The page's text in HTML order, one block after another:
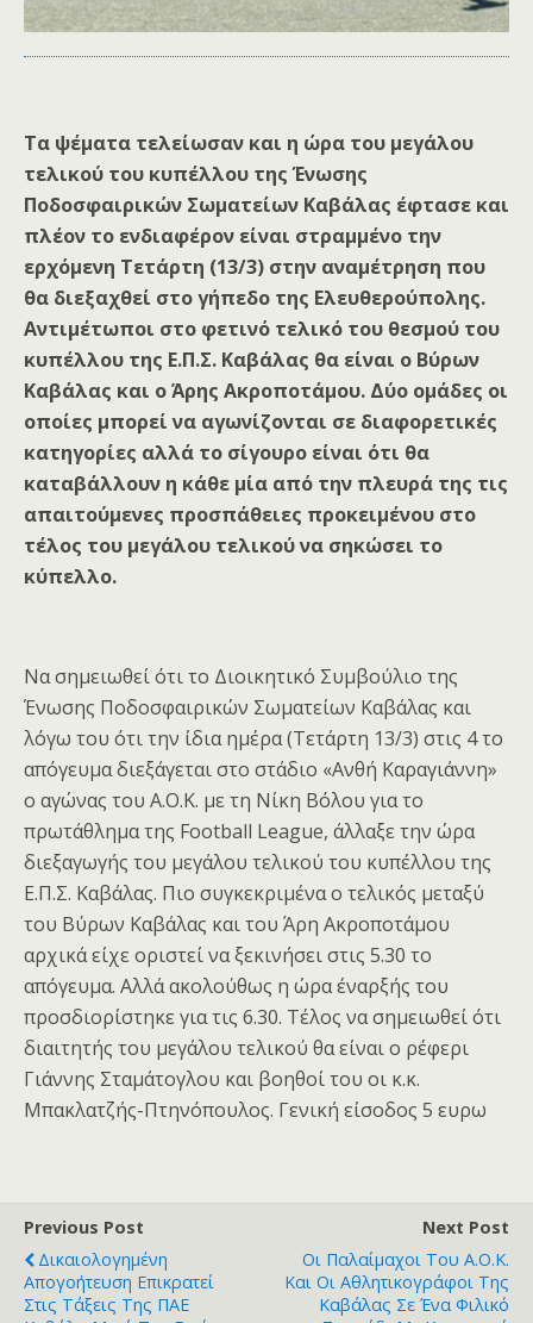
Τα ψέματα τελείωσαν και η ώρα του μεγάλου
τελικού του κυπέλλου της Ένωσης
Ποδοσφαιρικών Σωματείων Καβάλας έφτασε και
πλέον το ενδιαφέρον είναι στραμμένο την
ερχόμενη Τετάρτη (13/3) στην αναμέτρηση που
θα διεξαχθεί στο γήπεδο της Ελευθερούπολης.
Αντιμέτωποι στο φετινό τελικό του θεσμού του
κυπέλλου της Ε.Π.Σ. Καβάλας θα είναι ο Βύρων
Καβάλας και ο Άρης Ακροποτάμου. Δύο ομάδες οι
οποίες μπορεί να αγωνίζονται σε διαφορετικές
κατηγορίες αλλά το σίγουρο είναι ότι θα
καταβάλλουν η κάθε μία από την πλευρά της τις
απαιτούμενες προσπάθειες προκειμένου στο
τέλος του μεγάλου τελικού να σηκώσει το
κύπελλο.
Να σημειωθεί ότι το Διοικητικό Συμβούλιο της
Ένωσης Ποδοσφαιρικών Σωματείων Καβάλας και
λόγω του ότι την ίδια ημέρα (Τετάρτη 13/3) στις 4 το
απόγευμα διεξάγεται στο στάδιο «Ανθή Καραγιάννη»
ο αγώνας του Α.Ο.Κ. με τη Νίκη Βόλου για το
πρωτάθλημα της Football League, άλλαξε την ώρα
διεξαγωγής του μεγάλου τελικού του κυπέλλου της
Ε.Π.Σ. Καβάλας. Πιο συγκεκριμένα ο τελικός μεταξύ
του Βύρων Καβάλας και του Άρη Ακροποτάμου
αρχικά είχε οριστεί να ξεκινήσει στις 5.30 το
απόγευμα. Αλλά ακολούθως η ώρα έναρξής του
προσδιορίστηκε για τις 6.30. Τέλος να σημειωθεί ότι
διαιτητής του μεγάλου τελικού θα είναι ο ρέφερι
Γιάννης Σταμάτογλου και βοηθοί του οι κ.κ.
Μπακλατζής-Πτηνόπουλος. Γενική είσοδος 5 ευρω
Previous Post
Δικαιολογημένη
Απογοήτευση Επικρατεί
Στις Τάξεις Της ΠΑΕ
Next Post
Οι Παλαίμαχοι Του Α.Ο.Κ.
Και Οι Αθλητικογράφοι Της
Καβάλας Σε Ένα Φιλικό